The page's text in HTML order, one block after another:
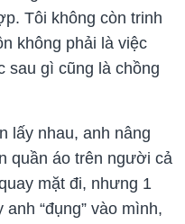
Tôi không còn trinh
không phải là việc
sau gì cũng là chồng
lấy nhau, anh nâng
quần áo trên người cả
mặt đi, nhưng 1
“đụng” vào mình,